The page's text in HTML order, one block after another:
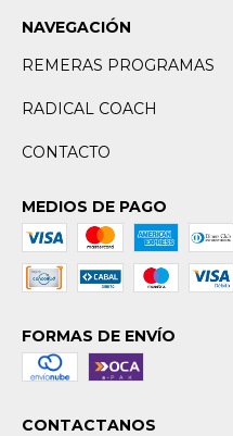
NAVEGACIÓN
REMERAS PROGRAMAS
RADICAL COACH
CONTACTO
MEDIOS DE PAGO
FORMAS DE ENVÍO
CONTACTANOS